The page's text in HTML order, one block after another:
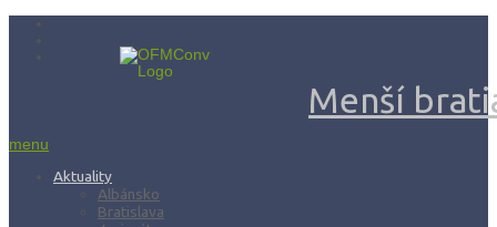
Menší
menu
Aktuality
Albánsko
Bratislava